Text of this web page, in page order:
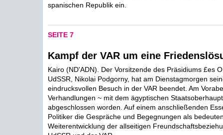
spanischen Republik ein.
SEITE 7
Kampf der VAR um eine
Kairo (ND'ADN). Der Vorsitzende des Präsidiums £es
UdSSR, Nikolai Podgorny, hat am Dienstagmorgen
eindrucksvollen Besuch in der VAR beendet. Am
Verhandlungen ~ mit dem ägyptischen
abgeschlossen worden. Auf einem anschließenden
Politiker die Gespräche und Begegnungen als
Weiterentwicklung der allseitigen